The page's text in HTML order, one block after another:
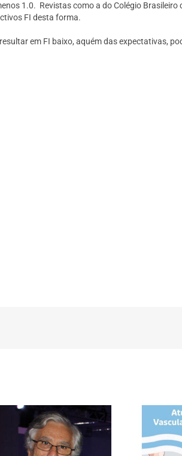
1.0. Revistas como a do Colégio Brasileiro
FI desta forma.
em FI baixo, aquém das expectativas,